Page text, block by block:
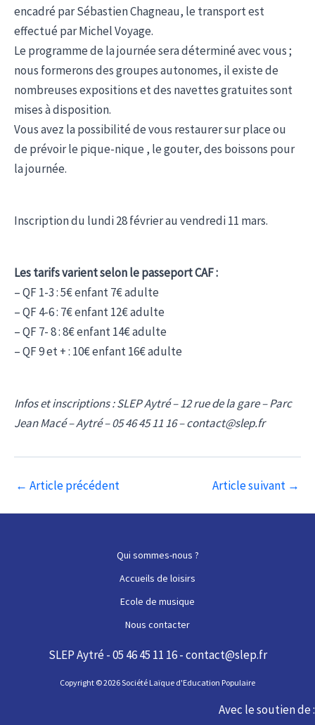
encadré par Sébastien Chagneau, le transport est
effectué par Michel Voyage.
Le programme de la journée sera déterminé avec vous ;
nous formerons des groupes autonomes, il existe de
nombreuses expositions et des navettes gratuites sont
mises à disposition.
Vous avez la possibilité de vous restaurer sur place ou
de prévoir le pique-nique , le gouter, des boissons pour
la journée.
Inscription du lundi 28 février au vendredi 11 mars.
Les tarifs varient selon le passeport CAF :
– QF 1-3 : 5€ enfant 7€ adulte
– QF 4-6 : 7€ enfant 12€ adulte
– QF 7- 8 : 8€ enfant 14€ adulte
– QF 9 et + : 10€ enfant 16€ adulte
Infos et inscriptions : SLEP Aytré – 12 rue de la gare – Parc
Jean Macé – Aytré – 05 46 45 11 16 – contact@slep.fr
Navigation
← Article précédent Article suivant →
Qui sommes-nous ?
Accueils de loisirs
Ecole de musique
Nous contacter
SLEP Aytré - 05 46 45 11 16 - contact@slep.fr
Copyright © 2026 Société Laïque d'Education Populaire
Avec le soutien de :